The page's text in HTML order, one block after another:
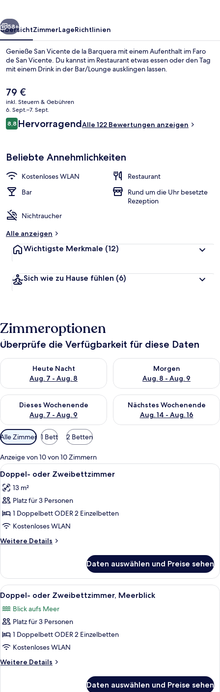
Weiter
58+
ÜbersichtZimmerLageRichtlinien
Genieße San Vicente de la Barquera mit einem Aufenthalt im Faro
de San Vicente. Du kannst im Restaurant etwas essen oder den Tag
mit einem Drink in der Bar/Lounge ausklingen lassen.
Der
aktuelle
Preis
beträgt
79 €.
79 €
inkl. Steuern & Gebühren
6. Sept.–7. Sept.
Bewertungen
8,88,8 von 10.
HervorragendAlle 122 Bewertungen anzeigen
Beliebte Annehmlichkeiten
Kostenloses WLAN
Restaurant
Bar
Rund um die Uhr besetzte
Rezeption
Nichtraucher
Alle anzeigen
Wichtigste Merkmale (12)
Sich wie zu Hause fühlen (6)
Zimmeroptionen
Überprüfe die Verfügbarkeit für diese Daten
Heute Nacht
Aug. 7 - Aug. 8
Überprüfe die Verfügbarkeit für heute Nacht, Aug. 7 - Aug. 8.
Morgen
Aug. 8 - Aug. 9
Überprüfe die Verfügbarkeit
Dieses Wochenende
Aug. 7 - Aug. 9
Überprüfe die Verfügbarkeit für dieses Wochenende, Aug. 7
Nächstes Wochenende
Aug. 14 - Aug. 16
Überprüfe die Verfügbarkeit
Verfügbare
Filter
für
Zimmer
Alle Zimmer 1 Bett 2 Betten
Anzeige von 10 von 10 Zimmern
Alle
Fotos
für
Doppel-
oder
Zweibettzimmer
anzeigen
Zimmersafe, Schreibtisch,
5
Doppel- oder Zweibettzimmer
13 m²
Platz für 3 Personen
1 Doppelbett ODER 2 Einzelbetten
Kostenloses WLAN
Weitere Details
Weitere
oder
Zweibettzimmer
Daten auswählen und Preise sehen
Alle
Fotos
für
Doppel-
oder
Zweibettzimmer,
Meerblick
anzeigen
Ein Erker mit Blick auf einen Fluss,
10
Doppel- oder Zweibettzimmer, Meerblick
Blick aufs Meer
Platz für 3 Personen
1 Doppelbett ODER 2 Einzelbetten
Kostenloses WLAN
Weitere Details
Weitere
Daten auswählen und Preise sehen